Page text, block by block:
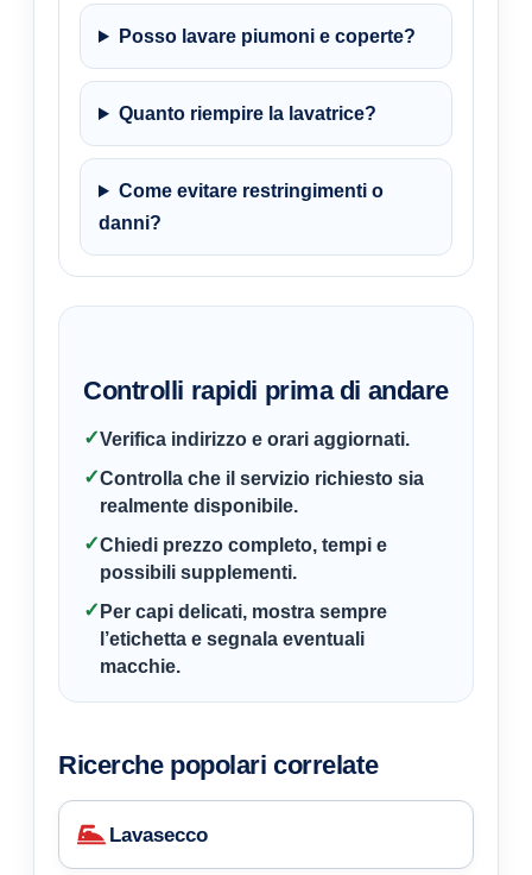
Posso lavare piumoni e coperte?
Quanto riempire la lavatrice?
Come evitare restringimenti o
danni?
Controlli rapidi prima di andare
✓Verifica indirizzo e orari aggiornati.
✓Controlla che il servizio richiesto sia
realmente disponibile.
✓Chiedi prezzo completo, tempi e
possibili supplementi.
✓ Per capi delicati, mostra sempre
l’etichetta e segnala eventuali
macchie.
Ricerche popolari correlate
Lavasecco